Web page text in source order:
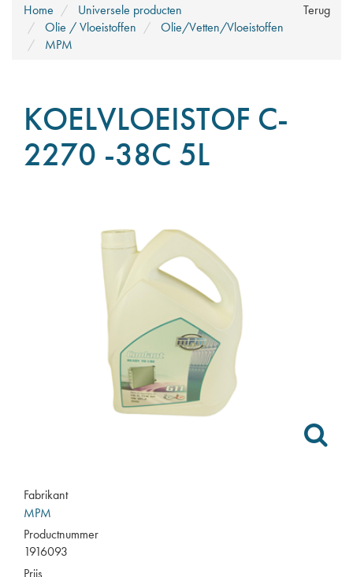
Terug
Home
Universele producten
Olie / Vloeistoffen
Olie/Vetten/Vloeistoffen
MPM
KOELVLOEISTOF C-
2270 -38C 5L
Fabrikant
MPM
Productnummer
1916093
Prijs